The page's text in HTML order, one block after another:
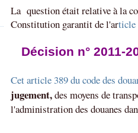
La question était relative à la
Constitution garantit de l'article
Décision n° 2011-
Cet article 389 du code des
jugement,des moyens de
l'administration des douanes